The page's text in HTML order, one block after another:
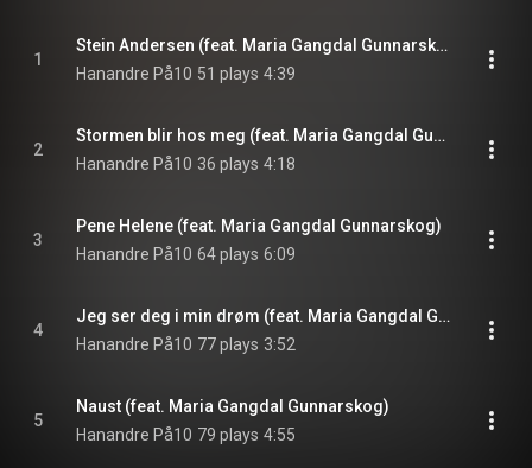
1
Stein Andersen (feat. Maria Gangdal Gunnarskog)
Hanandre På10 51 plays 4:39
2
Stormen blir hos meg (feat. Maria Gangdal Gunnarskog)
Hanandre På10 36 plays 4:18
3
Pene Helene (feat. Maria Gangdal Gunnarskog)
Hanandre På10 64 plays 6:09
4
Jeg ser deg i min drøm (feat. Maria Gangdal Gunnarskog)
Hanandre På10 77 plays 3:52
5
Naust (feat. Maria Gangdal Gunnarskog)
Hanandre På10 79 plays 4:55